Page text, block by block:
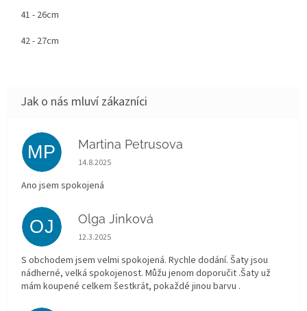
41 - 26cm
42 - 27cm
MP Martina Petrusova
Hodnocení obchodu je 5 z 5 hvězdiček.
14.8.2025
Ano jsem spokojená
OJ Olga Jinková
Hodnocení obchodu je 5 z 5 hvězdiček.
12.3.2025
S obchodem jsem velmi spokojená. Rychle dodání. Šaty jsou
nádherné, velká spokojenost. Můžu jenom doporučit .Šaty už
mám koupené celkem šestkrát, pokaždé jinou barvu .